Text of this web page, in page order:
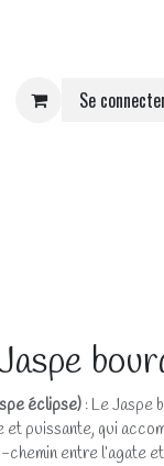
Se
éclipse) : Le Jaspe
puissante, qui
entre l’agate